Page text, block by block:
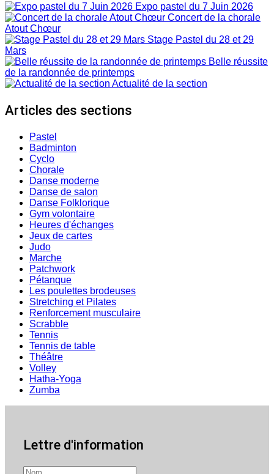
Expo pastel du 7 Juin 2026
Concert de la chorale
Atout Chœur
Stage Pastel du 28 et 29
Mars
Belle réussite
de la randonnée de printemps
Actualité de la section
Articles des sections
Pastel
Badminton
Cyclo
Chorale
Danse moderne
Danse de salon
Danse Folklorique
Gym volontaire
Heures d'échanges
Jeux de cartes
Judo
Marche
Patchwork
Pétanque
Les poulettes brodeuses
Stretching et Pilates
Renforcement musculaire
Scrabble
Tennis
Tennis de table
Théâtre
Volley
Hatha-Yoga
Zumba
Lettre d'information